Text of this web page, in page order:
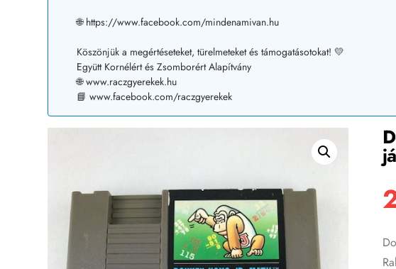
🌐 https://www.facebook.com/mindenamivan.hu
Köszönjük a megértéseteket, türelmeteket és támogatásotokat! 💛
Együtt Kornélért és Zsomborért Alapítvány
🌐 www.raczgyerekek.hu
📘 www.facebook.com/raczgyerekek